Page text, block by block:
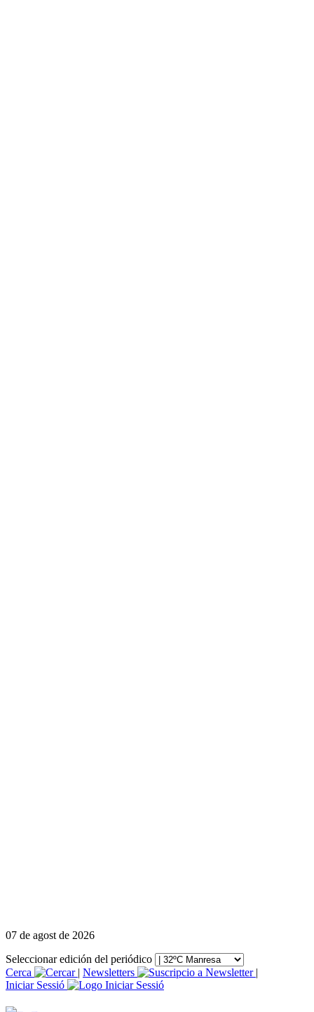
07 de agost de 2026
Seleccionar edición del periódico
Cerca
| Newsletters
|
Iniciar Sessió